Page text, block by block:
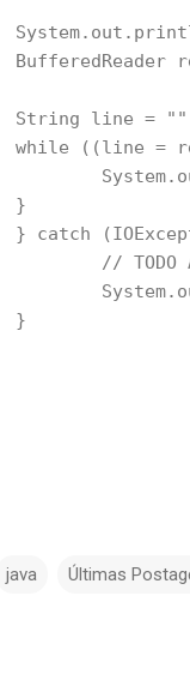
BufferedReader
String line =
while ((line =
}
} catch
//
		}
java Últimas